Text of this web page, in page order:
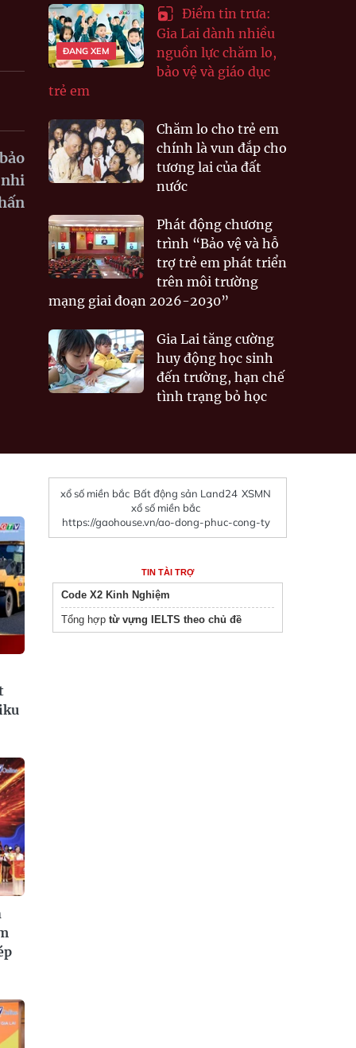
nhi
ĐANG XEM
Điểm tin trưa:
Gia Lai dành nhiều
nguồn lực chăm lo,
bảo vệ và giáo dục
trẻ em
Chăm lo cho trẻ em
chính là vun đắp cho
tương lai của đất
nước
Phát động chương
trình “Bảo vệ và hỗ
trợ trẻ em phát triển
trên môi trường
mạng giai đoạn 2026-2030”
Gia Lai tăng cường
huy động học sinh
đến trường, hạn chế
tình trạng bỏ học
xổ số miền bắc Bất động sản Land24 XSMN
xổ số miền bắc
https://gaohouse.vn/ao-dong-phuc-cong-ty
TIN TÀI TRỢ
Code X2 Kinh Nghiệm
Tổng hợp từ vựng IELTS theo chủ đề